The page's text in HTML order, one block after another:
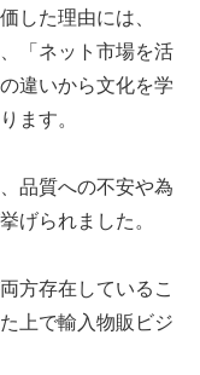
した理由には、
「ネット市場を活
違いから文化を学
ます。
品質への不安や為
げられました。
方存在しているこ
上で輸入物販ビジ